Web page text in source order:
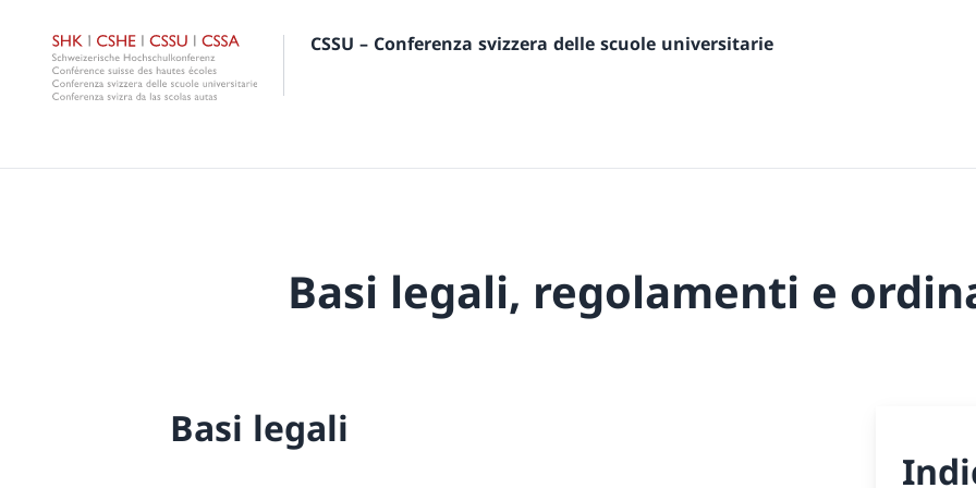
CSSU – Conferenza svizzera delle scuole universitarie
Basi legali, regolamenti e
Basi legali